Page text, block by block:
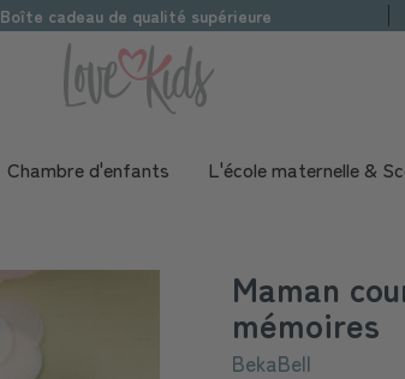
Boîte cadeau de qualité supérieure
Chambre d'enfants L'école maternelle &
Maman
mémoires
BekaBell